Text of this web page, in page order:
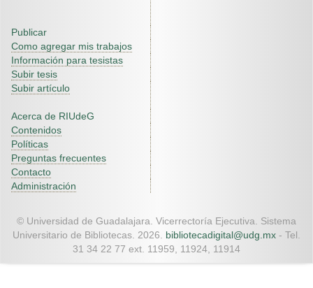
Publicar
Como agregar mis trabajos
Información para tesistas
Subir tesis
Subir artículo
Acerca de RIUdeG
Contenidos
Políticas
Preguntas frecuentes
Contacto
Administración
© Universidad de Guadalajara. Vicerrectoría Ejecutiva. Sistema
Universitario de Bibliotecas. 2026. bibliotecadigital@udg.mx - Tel.
31 34 22 77 ext. 11959, 11924, 11914